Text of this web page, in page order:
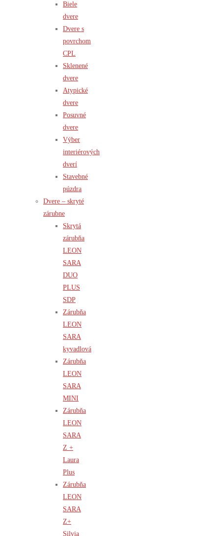
Biele
dvere
Dvere s
povrchom
CPL
Sklenené
dvere
Atypické
dvere
Posuvné
dvere
Výber
interiérových
dverí
Stavebné
púzdra
Dvere – skryté
zárubne
Skrytá
zárubňa
LEON
SARA
DUO
PLUS
SDP
Zárubňa
LEON
SARA
kyvadlová
Zárubňa
LEON
SARA
MINI
Zárubňa
LEON
SARA
Z +
Laura
Plus
Zárubňa
LEON
SARA
Z+
Silvia